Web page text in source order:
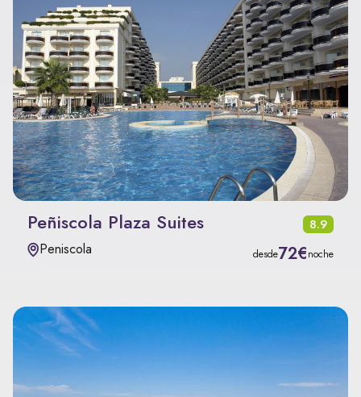
Peñiscola Plaza Suites 8.9
Peniscola desde72€noche